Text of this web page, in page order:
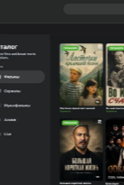
ONLINE-MAKTAB снова доступен на iTV!
MAKTAB